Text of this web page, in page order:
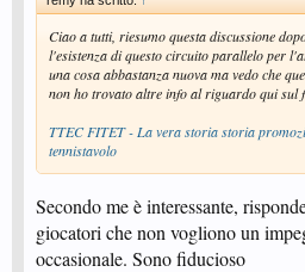
Ciao a tutti, riesumo questa discussione
l'esistenza di questo circuito parallelo per
una cosa abbastanza nuova ma vedo che
non ho trovato altre info al riguardo qui sul
TTEC FITET - La vera storia storia
tennistavolo
Secondo me è interessante,
giocatori che non vogliono un
occasionale. Sono fiducioso